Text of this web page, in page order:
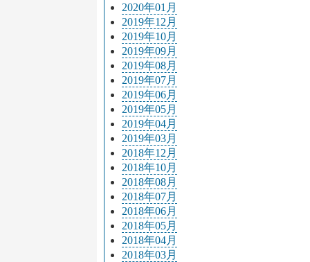
2020年01月
2019年12月
2019年10月
2019年09月
2019年08月
2019年07月
2019年06月
2019年05月
2019年04月
2019年03月
2018年12月
2018年10月
2018年08月
2018年07月
2018年06月
2018年05月
2018年04月
2018年03月